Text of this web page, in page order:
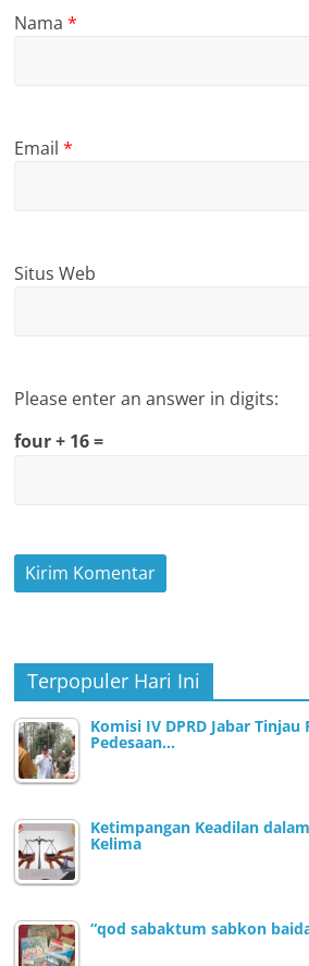
Nama*
Email*
Situs Web
Please enter an answer in digits:
four + 16 =
Terpopuler Hari Ini
Komisi IV DPRD Jabar
Pedesaan…
Ketimpangan Keadilan
Kelima
“qod sabaktum sabkon